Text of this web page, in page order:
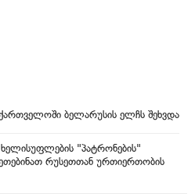
ბელარუსის ელჩს შეხვდა
"პატრონების"
რუსეთთან ურთიერთობის